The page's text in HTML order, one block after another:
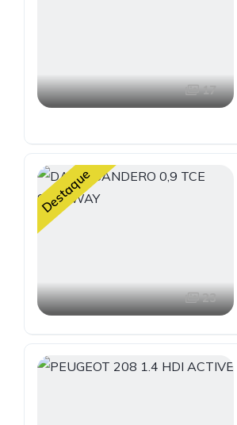
17
Destaque
23